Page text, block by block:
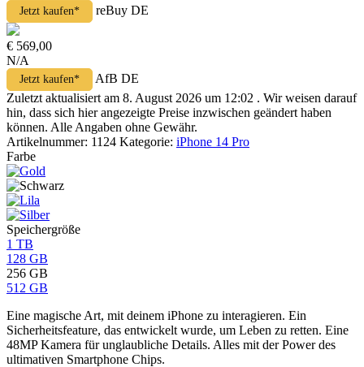
Jetzt kaufen* reBuy DE
€ 569,00
N/A
Jetzt kaufen*
AfB DE
Zuletzt aktualisiert am 8. August 2026 um 12:02 . Wir weisen darauf
hin, dass sich hier angezeigte Preise inzwischen geändert haben
können. Alle Angaben ohne Gewähr.
Artikelnummer: 1124 Kategorie: iPhone 14 Pro
Farbe
Speichergröße
1 TB
128 GB
256 GB
512 GB
Eine magische Art, mit deinem iPhone zu interagieren. Ein
Sicherheitsfeature, das entwickelt wurde, um Leben zu retten. Eine
48MP Kamera für unglaubliche Details. Alles mit der Power des
ultimativen Smartphone Chips.